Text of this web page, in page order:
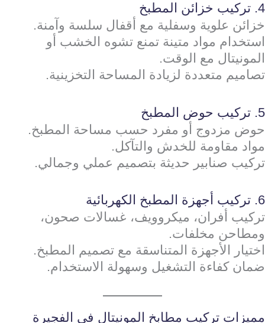
4. تركيب خزائن المطبخ
خزائن علوية وسفلية مع أقفال سلسة وآمنة.
استخدام مواد متينة تمنع تشوه الخشب أو
المونيتال مع الوقت.
تصاميم متعددة لزيادة المساحة التخزينية.
5. تركيب حوض المطبخ
حوض مزدوج أو مفرد حسب مساحة المطبخ.
مواد مقاومة للخدش والتآكل.
تركيب صنابير حديثة بتصميم عملي وجمالي.
6. تركيب أجهزة المطبخ الكهربائية
تركيب أفران، ميكروويف، غسالات صحون،
ومطاحن مخلفات.
اختيار الأجهزة المتناسقة مع تصميم المطبخ.
ضمان كفاءة التشغيل وسهولة الاستخدام.
مميزات تركيب مطابخ المونيتال في الفجيرة